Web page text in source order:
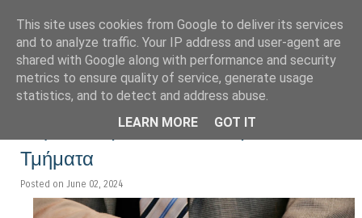
LoNinja.gr
Menu
Ευρωεκλογές 2024: Εκλογικά
Τμήματα
Posted on June 02, 2024
This site uses cookies from Google to deliver its services
and to analyze traffic. Your IP address and user-agent are
shared with Google along with performance and security
metrics to ensure quality of service, generate usage
statistics, and to detect and address abuse.
LEARN MORE
GOT IT